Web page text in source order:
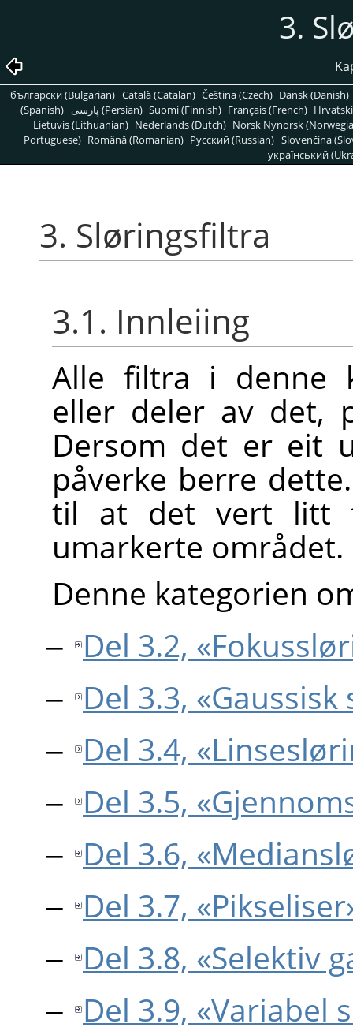
3.
български (Bulgarian) Català (Catalan) Čeština (Czech) Dansk (Danish)
(Spanish)
پارسی (Persian) Suomi (Finnish) Français (French)
Lietuvis (Lithuanian) Nederlands (Dutch) Norsk Nynorsk
Portuguese) Română (Romanian) Pусский (Russian) Slovenčina
український
3. Sløringsfiltra
3.1. Innleiing
Alle filtra i denne
eller deler av det,
Dersom det er eit
påverke berre
til at det vert litt
umarkerte området.
Denne kategorien
Del 3.2,
Del 3.3,
Del 3.4,
Del 3.5,
Del 3.6,
Del 3.7,
Del 3.8, «Selektiv
Del 3.9, «Variabel